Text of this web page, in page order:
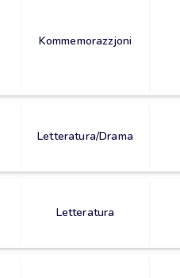
Kommemorazzjoni
Letteratura/Drama
Letteratura